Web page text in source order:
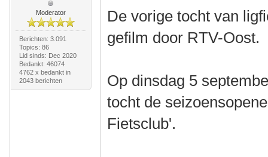
Moderator
Berichten: 3.091
Topics: 86
Lid sinds: Dec 2020
Bedankt: 46074
4762 x bedankt in
2043 berichten
De vorige tocht van
gefilm door RTV-Oost.
Op dinsdag 5
tocht de
Fietsclub'.